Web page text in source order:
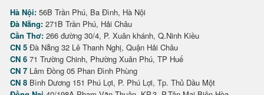
Hà Nội: 56B Trần Phú, Ba Đình, Hà Nội
Đà Nẵng: 271B Trần Phú, Hải Châu
Cần Thơ: 266 đường 30/4, P. Xuân khánh, Q.Ninh Kiều
CN 5 Đà Nẵng 32 Lê Thanh Nghị, Quận Hải Châu
CN 6 71 Trường Chinh, Phường Xuân Phú, TP Huế
CN 7 Lâm Đồng 05 Phan Đình Phùng
CN 8 Bình Dương 151 Phú Lợi, P. Phú Lợi, Tp. Thủ Dầu Một